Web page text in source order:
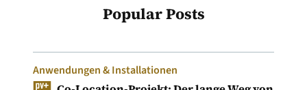
Popular Posts
Anwendungen & Installationen